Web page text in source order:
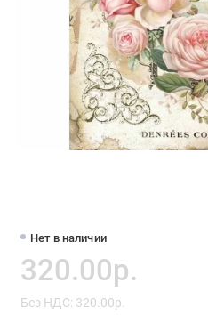
Нет в наличии
320.00р.
Без НДС: 320.00р.